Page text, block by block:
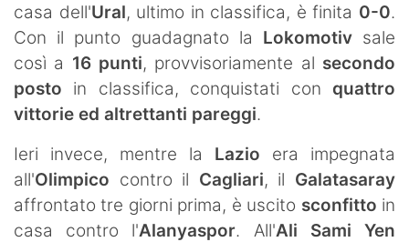
casa dell'Ural, ultimo in classifica, è finita 0-0.
Con il punto guadagnato la Lokomotivsale
così a 16 punti, provvisoriamente al secondo
posto in classifica, conquistati con quattro
vittorie ed altrettanti pareggi.
Ieri invece, mentre la Lazio era impegnata
all'Olimpico contro il Cagliari, il Galatasaray
affrontato tre giorni prima, è uscito sconfitto in
casa contro l'Alanyaspor. All'Ali Sami Yen